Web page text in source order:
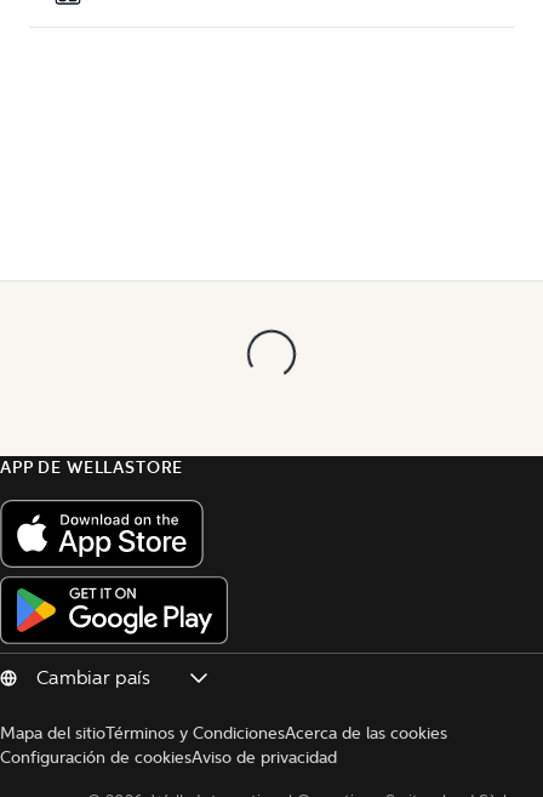
APP DE WELLASTORE
Mapa del sitioTérminos y CondicionesAcerca de las cookies
Configuración de cookiesAviso de privacidad